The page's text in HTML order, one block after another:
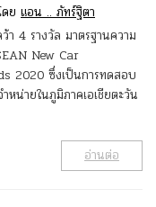
ย แอน .. ภัทร์ฐิตา
า 4 รางวัล มาตรฐานความ
New Car
2020 ซึ่งเป็นการทดสอบ
น่ายในภูมิภาคเอเชียตะวัน
อ่านต่อ